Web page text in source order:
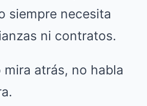
siempre necesita
ni contratos.
mira atrás, no habla